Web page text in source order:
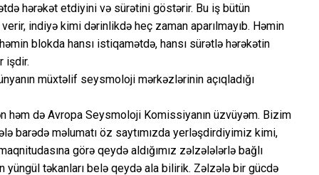
hərəkət etdiyini və sürətini göstərir. Bu iş bütün
indiyə kimi dərinlikdə heç zaman aparılmayıb. Həmin
blokda hansı istiqamətdə, hansı sürətlə hərəkətin
işdir.
müxtəlif seysmoloji mərkəzlərinin açıqladığı
həm də Avropa Seysmoloji Komissiyanın üzvüyəm. Bizim
barədə məlumatı öz saytımızda yerləşdirdiyimiz kimi,
görə qeydə aldığımız zəlzələlərlə bağlı
yüngül təkanları belə qeydə ala bilirik. Zəlzələ bir gücdə